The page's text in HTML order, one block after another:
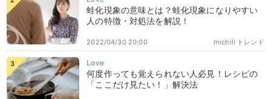
蛙化現象の意味とは？蛙化現象になりやすい
人の特徴・対処法を解説！
michill トレンド
2022/04/30 20:00
何度作っても覚えられない人必見！レシピの
「ここだけ見たい！」解決法